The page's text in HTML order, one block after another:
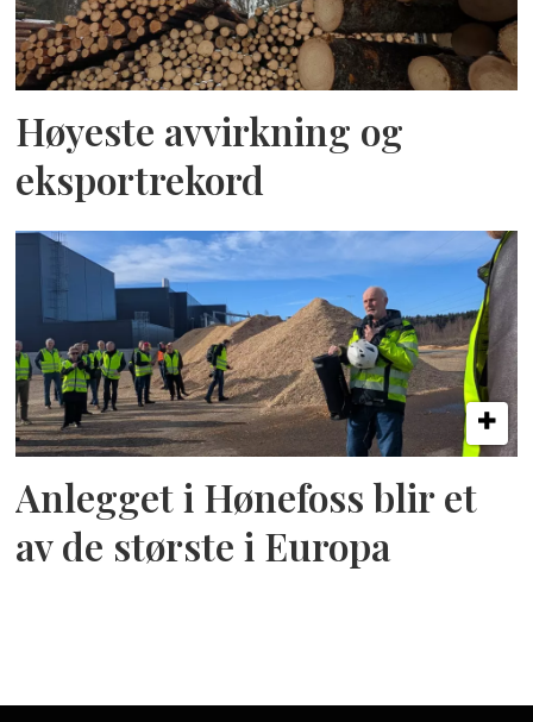
Høyeste avvirkning og
eksportrekord
Anlegget i Hønefoss blir et
av de største i Europa